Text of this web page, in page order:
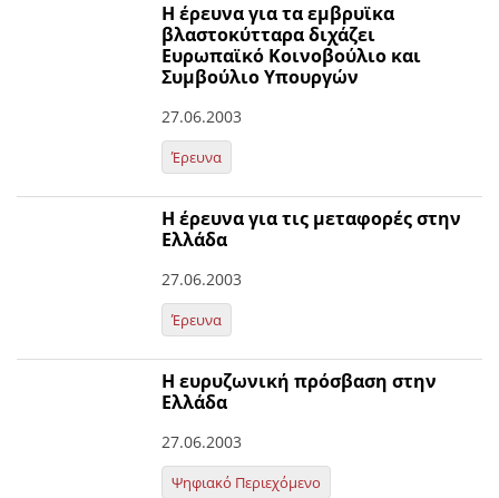
Η έρευνα για τα εμβρυϊκα
βλαστοκύτταρα διχάζει
Ευρωπαϊκό Κοινοβούλιο και
Συμβούλιο Υπουργών
27.06.2003
Έρευνα
Η έρευνα για τις μεταφορές στην
Ελλάδα
27.06.2003
Έρευνα
Η ευρυζωνική πρόσβαση στην
Ελλάδα
27.06.2003
Ψηφιακό Περιεχόμενο